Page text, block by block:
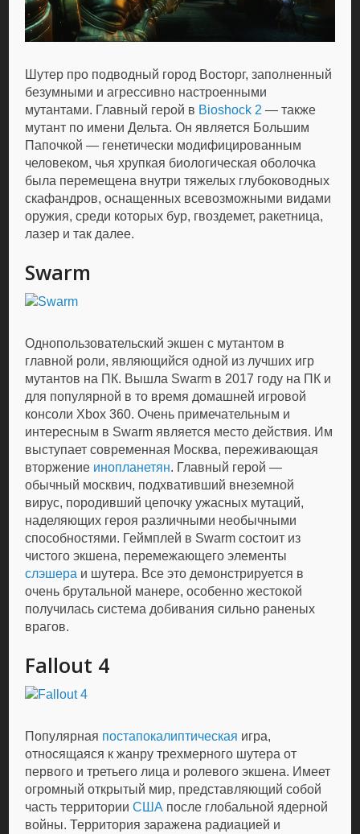
Шутер про подводный город Восторг, заполненный
безумными и агрессивно настроенными
мутантами. Главный герой в Bioshock 2 — также
мутант по имени Дельта. Он является Большим
Папочкой — генетически модифицированным
человеком, чья хрупкая биологическая оболочка
была перемещена внутри тяжелых глубоководных
скафандров, оснащенных всевозможными видами
оружия, среди которых бур, гвоздемет, ракетница,
лазер и так далее.
Swarm
Однопользовательский экшен с мутантом в
главной роли, являющийся одной из лучших игр
мутантов на ПК. Вышла Swarm в 2017 году на ПК и
для популярной в то время домашней игровой
консоли Xbox 360. Очень примечательным и
интересным в Swarm является место действия. Им
выступает современная Москва, переживающая
вторжение инопланетян. Главный герой —
обычный москвич, подхвативший внеземной
вирус, породивший цепочку ужасных мутаций,
наделяющих героя различными необычными
способностями. Геймплей в Swarm состоит из
чистого экшена, перемежающего элементы
слэшера и шутера. Все это демонстрируется в
очень брутальной манере, особенно жестокой
получилась система добивания сильно раненых
врагов.
Fallout 4
Популярная постапокалиптическая игра,
относящаяся к жанру трехмерного шутера от
первого и третьего лица и ролевого экшена. Имеет
огромный открытый мир, представляющий собой
часть территорииСША после глобальной ядерной
войны. Территория заражена радиацией и